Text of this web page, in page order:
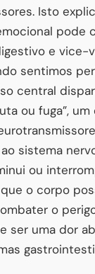
Isto
pode
e vice-
sentimos
central
ou fuga”,
sistema
ou
o corpo
o
ser uma dor